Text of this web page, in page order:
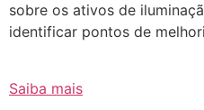
sobre os ativos de
identificar pontos de
Saiba mais